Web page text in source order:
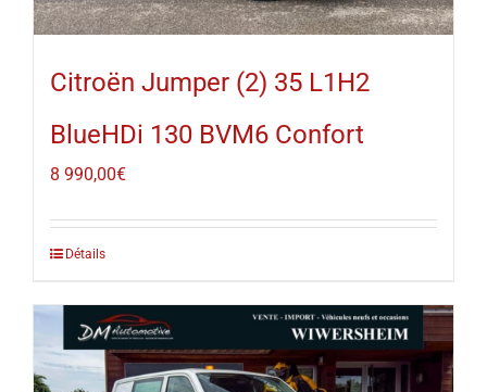
Citroën Jumper (2) 35 L1H2
BlueHDi 130 BVM6 Confort
8 990,00€
Détails